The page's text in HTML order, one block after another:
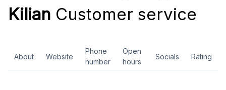
Kilian Customer service
About Website
Phone
number
Open
hours
Socials Rating